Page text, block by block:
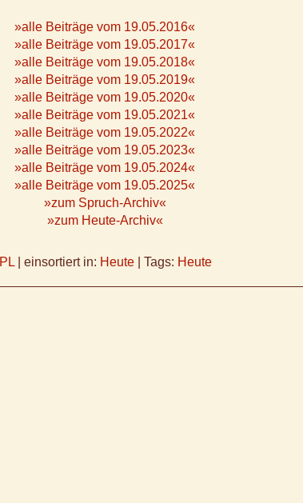
»alle Beiträge vom 19.05.2016«
»alle Beiträge vom 19.05.2017«
»alle Beiträge vom 19.05.2018«
»alle Beiträge vom 19.05.2019«
»alle Beiträge vom 19.05.2020«
»alle Beiträge vom 19.05.2021«
»alle Beiträge vom 19.05.2022«
»alle Beiträge vom 19.05.2023«
»alle Beiträge vom 19.05.2024«
»alle Beiträge vom 19.05.2025«
»zum Spruch-Archiv«
»zum Heute-Archiv«
PL einsortiert in: Heute Tags: Heute